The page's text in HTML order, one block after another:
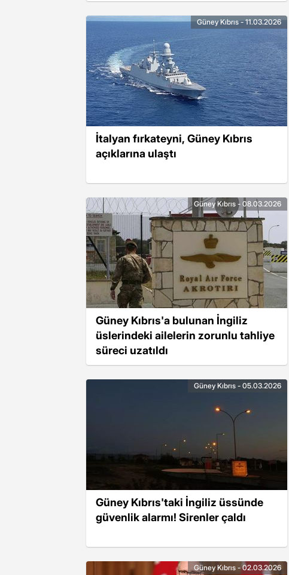
İtalyan fırkateyni, Güney Kıbrıs
açıklarına ulaştı
Güney Kıbrıs - 11.03.2026
Güney Kıbrıs'a bulunan İngiliz
üslerindeki ailelerin zorunlu tahliye
süreci uzatıldı
Güney Kıbrıs - 08.03.2026
Güney Kıbrıs'taki İngiliz üssünde
güvenlik alarmı! Sirenler çaldı
Güney Kıbrıs - 05.03.2026
Güney Kıbrıs - 02.03.2026